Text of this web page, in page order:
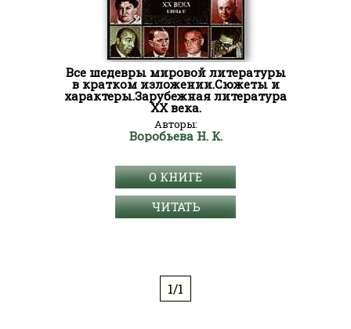
Все шедевры мировой литературы
в кратком изложении.Сюжеты и
характеры.Зарубежная литература
XX века.
Авторы:
Воробьева Н. К.
О КНИГЕ
ЧИТАТЬ
1/1